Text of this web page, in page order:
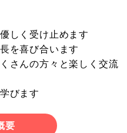
しく受け止めます
を喜び合います
さんの方々と楽しく交流
びます
要